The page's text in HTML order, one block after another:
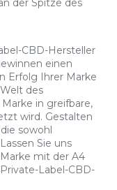
der Spitze des
CBD-Hersteller
einen
Erfolg Ihrer Marke
des
in greifbare,
wird. Gestalten
sowohl
Sie uns
mit der A4
Label-CBD-